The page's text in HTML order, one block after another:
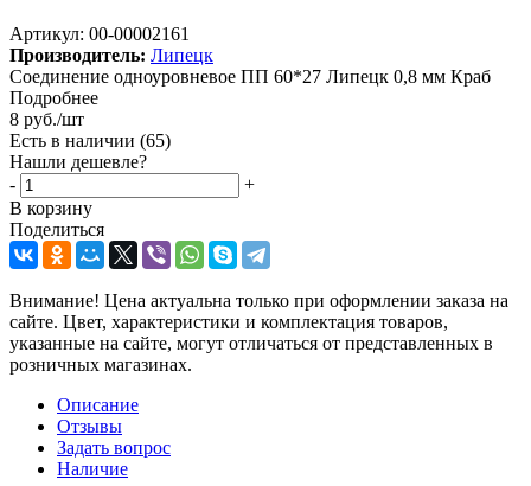
Артикул: 00-00002161
Производитель: Липецк
Соединение одноуровневое ПП 60*27 Липецк 0,8 мм Краб
Подробнее
8 руб./шт
Есть в наличии (65)
Нашли дешевле?
-
+
В корзину
Поделиться
Внимание! Цена актуальна только при оформлении заказа на
сайте. Цвет, характеристики и комплектация товаров,
указанные на сайте, могут отличаться от представленных в
розничных магазинах.
Описание
Отзывы
Задать вопрос
Наличие